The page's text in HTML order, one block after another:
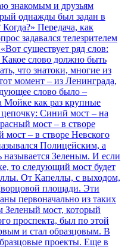
знакомым и друзьям
однажды был задан в
Передача, как
задавался телезрителем
существует ряд слов:
слово должно быть
что знатоки, многие из
момент – из Ленинграда,
слово было –
Мойке как раз крупные
Синий мост – на
мост – в створе
– в створе Невского
Полицейским, а
называется Зеленым. И если
то следующий мост будет
От Капеллы, с выходом,
площади. Эти
первоначально из таких
мост, который
проспекта, был по этой
и стал образцовым. В
проекты. Еще в